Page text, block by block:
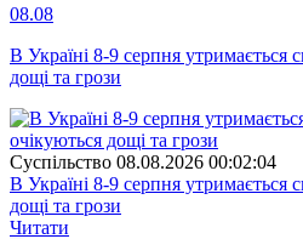
08.08
В Україні 8-9 серпня утримається
дощі та грози
Суспiльство 08.08.2026 00:02:04
В Україні 8-9 серпня утримається
дощі та грози
Читати